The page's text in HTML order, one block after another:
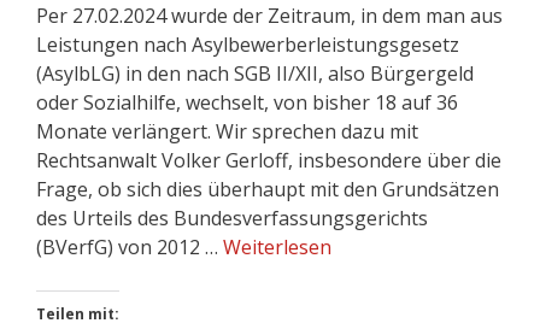
Per 27.02.2024 wurde der Zeitraum, in dem man aus
Leistungen nach Asylbewerberleistungsgesetz
(AsylbLG) in den nach SGB II/XII, also Bürgergeld
oder Sozialhilfe, wechselt, von bisher 18 auf 36
Monate verlängert. Wir sprechen dazu mit
Rechtsanwalt Volker Gerloff, insbesondere über die
Frage, ob sich dies überhaupt mit den Grundsätzen
des Urteils des Bundesverfassungsgerichts
(BVerfG) von 2012 … Weiterlesen
Teilen mit: